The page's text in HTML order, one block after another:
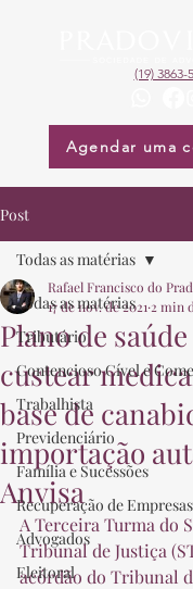
(19) 3863-
Agendar uma
Post
Todas as matérias
Tributário
Contencioso Cível e
Trabalhista
Previdenciário
Família e Sucessões
Recuperação de Empresas
Advogados
Eleitoral
Todas as matérias
Plano de
custear
base de
importação
Anvisa
Rafael Francisco do
17 de nov. de 2021 2 min
A Terceira Turma do
Tribunal de Justiça
acórdão do Tribunal